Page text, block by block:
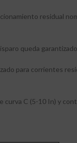
residual
queda
para corrientes
curva C (5-10 In) y